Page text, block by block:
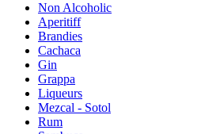
Non Alcoholic
Aperitiff
Brandies
Cachaca
Gin
Grappa
Liqueurs
Mezcal - Sotol
Rum